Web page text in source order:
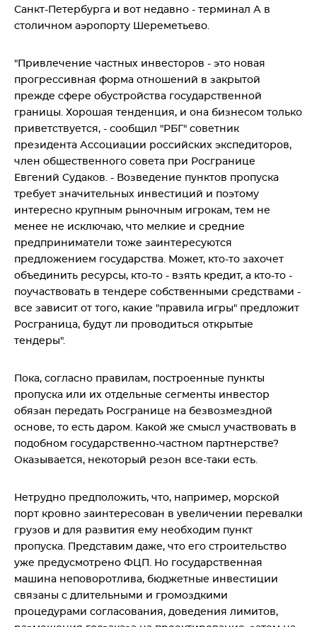
Санкт-Петербурга и вот недавно - терминал А в
столичном аэропорту Шереметьево.
"Привлечение частных инвесторов - это новая
прогрессивная форма отношений в закрытой
прежде сфере обустройства государственной
границы. Хорошая тенденция, и она бизнесом только
приветствуется, - сообщил "РБГ" советник
президента Ассоциации российских экспедиторов,
член общественного совета при Росгранице
Евгений Судаков. - Возведение пунктов пропуска
требует значительных инвестиций и поэтому
интересно крупным рыночным игрокам, тем не
менее не исключаю, что мелкие и средние
предприниматели тоже заинтересуются
предложением государства. Может, кто-то захочет
объединить ресурсы, кто-то - взять кредит, а кто-то -
поучаствовать в тендере собственными средствами -
все зависит от того, какие "правила игры" предложит
Росграница, будут ли проводиться открытые
тендеры".
Пока, согласно правилам, построенные пункты
пропуска или их отдельные сегменты инвестор
обязан передать Росгранице на безвозмездной
основе, то есть даром. Какой же смысл участвовать в
подобном государственно-частном партнерстве?
Оказывается, некоторый резон все-таки есть.
Нетрудно предположить, что, например, морской
порт кровно заинтересован в увеличении перевалки
грузов и для развития ему необходим пункт
пропуска. Представим даже, что его строительство
уже предусмотрено ФЦП. Но государственная
машина неповоротлива, бюджетные инвестиции
связаны с длительными и громоздкими
процедурами согласования, доведения лимитов,